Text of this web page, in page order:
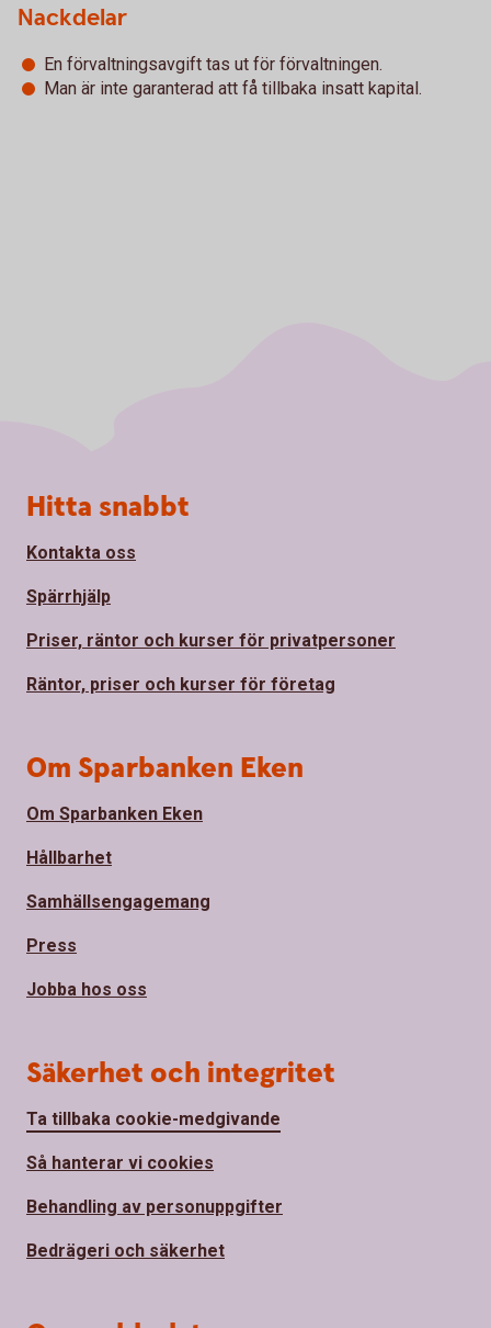
Nackdelar
En förvaltningsavgift tas ut för förvaltningen.
Man är inte garanterad att få tillbaka insatt kapital.
Sidfot
Hitta snabbt
Kontakta oss
Spärrhjälp
Priser, räntor och kurser för privatpersoner
Räntor, priser och kurser för företag
Om Sparbanken Eken
Om Sparbanken Eken
Hållbarhet
Samhällsengagemang
Press
Jobba hos oss
Säkerhet och integritet
Ta tillbaka cookie-medgivande
Så hanterar vi cookies
Behandling av personuppgifter
Bedrägeri och säkerhet